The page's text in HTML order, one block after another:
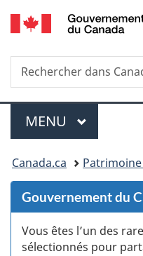
Recherche
Rechercher
dans
Menu
MENU PRINCIPAL
Vous
êtes
ici :
Canada.ca
Gouvernement du
Vous êtes l’un des
sélectionnés pour